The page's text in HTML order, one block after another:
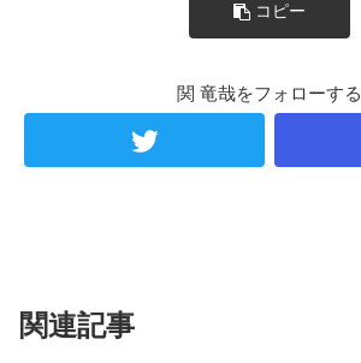
コピー
関 竜哉をフォローする
関連記事